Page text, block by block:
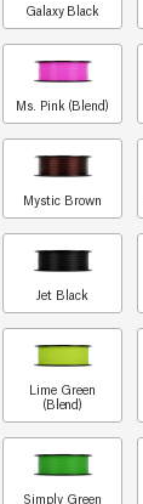
Galaxy Black
Ms. Pink (Blend)
Mystic Brown
Jet Black
Lime Green
(Blend)
Simply Green